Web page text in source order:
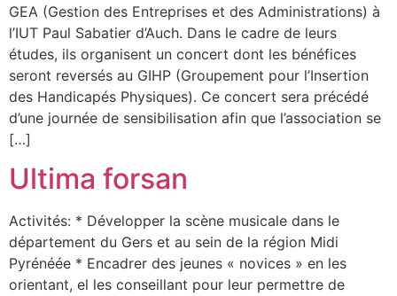
GEA (Gestion des Entreprises et des Administrations) à
l’IUT Paul Sabatier d’Auch. Dans le cadre de leurs
études, ils organisent un concert dont les bénéfices
seront reversés au GIHP (Groupement pour l’Insertion
des Handicapés Physiques). Ce concert sera précédé
d’une journée de sensibilisation afin que l’association se
[…]
Ultima forsan
Activités: * Développer la scène musicale dans le
département du Gers et au sein de la région Midi
Pyrénéée * Encadrer des jeunes « novices » en les
orientant, el les conseillant pour leur permettre de